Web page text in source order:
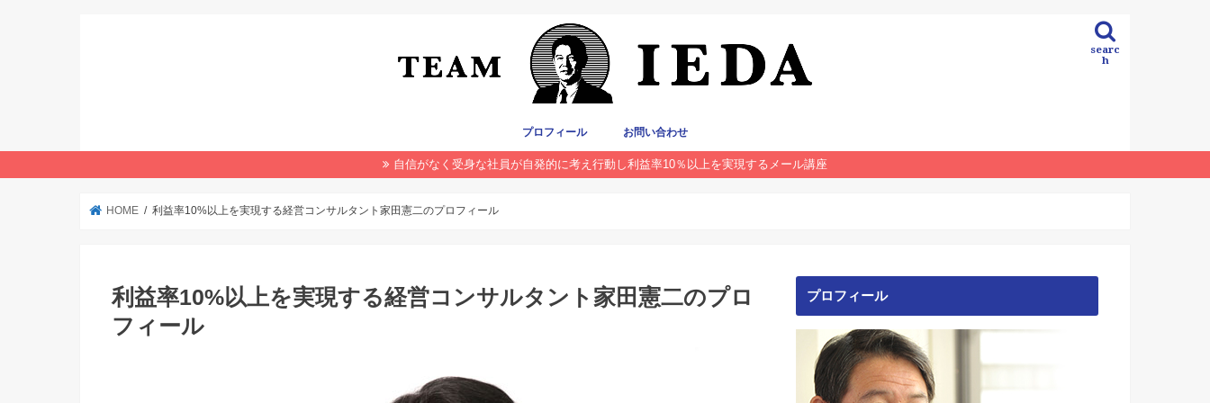
searc
h
プロフィール お問い合わせ
自信がなく受身な社員が自発的に考え行動し利益率10％以上を実現するメール講座
HOME 利益率10%以上を実現する経営コンサルタント家田憲二のプロフィール
利益率10%以上を実現する経営コンサルタント家田憲二のプロ
フィール
プロフィール